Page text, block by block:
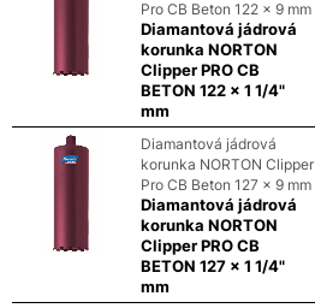
Pro CB Beton 122 x 9 mm
Diamantová jádrová
korunka NORTON
Clipper PRO CB
BETON 122 x 1 1/4"
mm
Diamantová jádrová
korunka NORTON Clipper
Pro CB Beton 127 x 9 mm
Diamantová jádrová
korunka NORTON
Clipper PRO CB
BETON 127 x 1 1/4"
mm